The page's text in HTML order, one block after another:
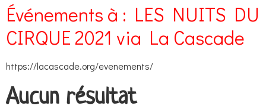
Événements à : LES NUITS DU
CIRQUE 2021 via La Cascade
https://lacascade.org/evenements/
Aucun résultat